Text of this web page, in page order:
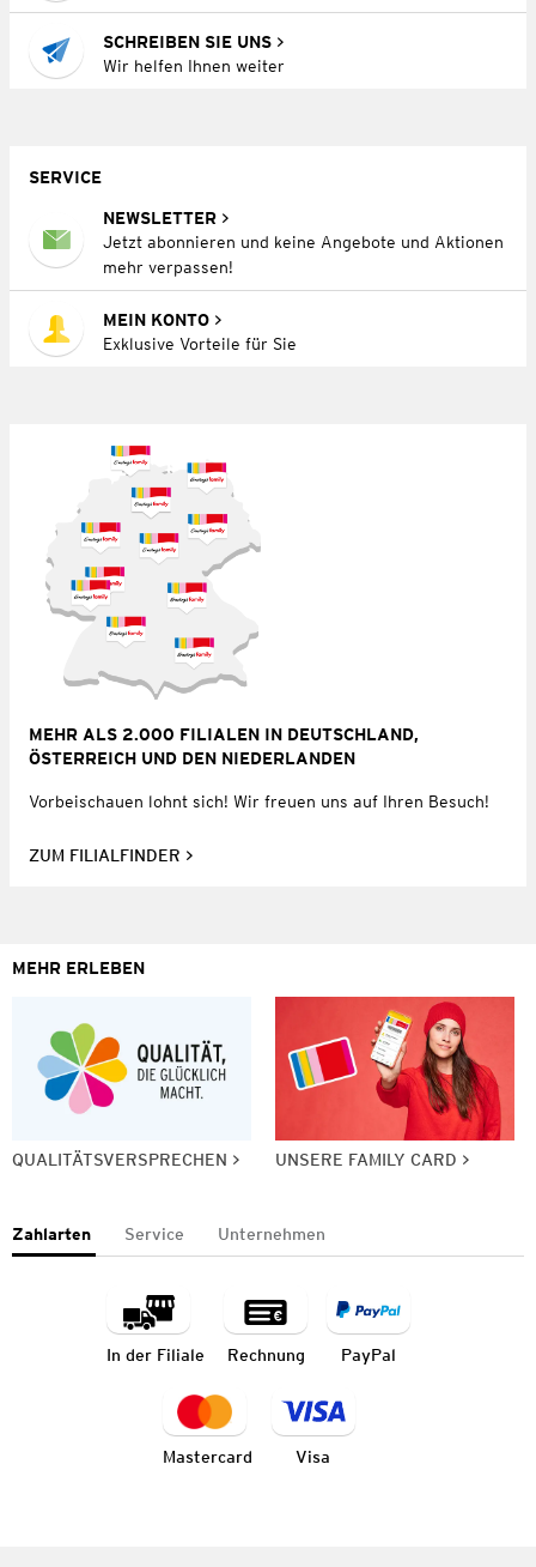
SCHREIBEN SIE UNS
Wir helfen Ihnen weiter
SERVICE
NEWSLETTER
Jetzt abonnieren und keine Angebote und Aktionen
mehr verpassen!
MEIN KONTO
Exklusive Vorteile für Sie
MEHR ALS 2.000 FILIALEN IN DEUTSCHLAND,
ÖSTERREICH UND DEN NIEDERLANDEN
Vorbeischauen lohnt sich! Wir freuen uns auf Ihren Besuch!
ZUM FILIALFINDER
MEHR ERLEBEN
QUALITÄTSVERSPRECHEN UNSERE FAMILY CARD
Zahlarten Service Unternehmen
In der Filiale Rechnung PayPal
Mastercard Visa